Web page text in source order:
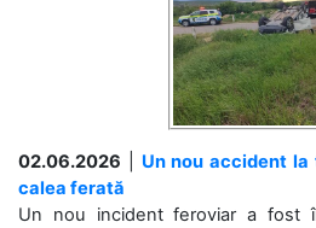
02.06.2026
Un nou accident
calea ferată
Un nou incident feroviar a fost